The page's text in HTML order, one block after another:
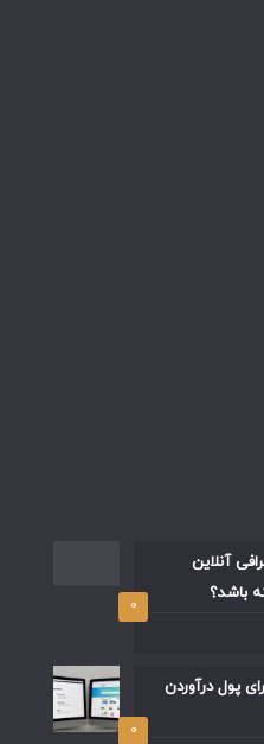
۰
آنلاین
باشد؟
۰
پول درآوردن